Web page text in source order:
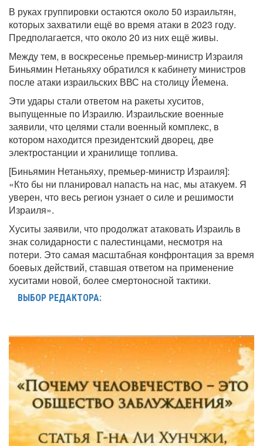
В руках группировки остаются около 50 израильтян,
которых захватили ещё во время атаки в 2023 году.
Предполагается, что около 20 из них ещё живы.
Между тем, в воскресенье премьер-министр Израиля
Биньямин Нетаньяху обратился к кабинету министров
после атаки израильских ВВС на столицу Йемена.
Эти удары стали ответом на ракеты хуситов,
выпущенные по Израилю. Израильские военные
заявили, что целями стали военный комплекс, в
котором находится президентский дворец, две
электростанции и хранилище топлива.
[Биньямин Нетаньяху, премьер-министр Израиля]:
«Кто бы ни планировал напасть на нас, мы атакуем. Я
уверен, что весь регион узнает о силе и решимости
Израиля».
Хуситы заявили, что продолжат атаковать Израиль в
знак солидарности с палестинцами, несмотря на
потери. Это самая масштабная конфронтация за время
боевых действий, ставшая ответом на применение
хуситами новой, более смертоносной тактики.
ВЫБОР РЕДАКТОРА: